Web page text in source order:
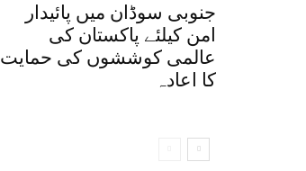
جنوبی سوڈان میں پائیدار
امن کیلئے پاکستان کی
عالمی کوششوں کی حمایت
کا اعادہ